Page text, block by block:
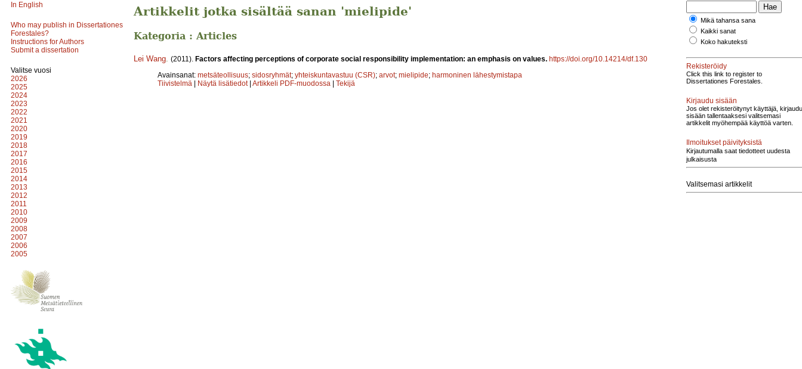
In English
Who may publish in Dissertationes
Forestales?
Instructions for Authors
Submit a dissertation
Valitse vuosi
2026
2025
2024
2023
2022
2021
2020
2019
2018
2017
2016
2015
2014
2013
2012
2011
2010
2009
2008
2007
2006
2005
Artikkelit jotka sisältää sanan 'mielipide'
Kategoria : Articles
Lei Wang (2011). Factors affecting perceptions of corporate social responsibility implementation: an emphasis on values. https://doi.org/10.14214/df.130
Avainsanat: metsäteollisuus; sidosryhmät; yhteiskuntavastuu (CSR); arvot; mielipide; harmoninen lähestymistapa
Tiivistelmä | Näytä lisätiedot | Artikkeli PDF-muodossa | Tekijä
Mikä tahansa sana
Kaikki sanat
Koko hakuteksti
Rekisteröidy
Click this link to register to
Dissertationes Forestales.
Kirjaudu sisään
Jos olet rekisteröitynyt käyttäjä, kirjaudu
sisään tallentaaksesi valitsemasi
artikkelit myöhempää käyttöä varten.
Ilmoitukset päivityksistä
Kirjautumalla saat tiedotteet uudesta
julkaisusta
Valitsemasi artikkelit